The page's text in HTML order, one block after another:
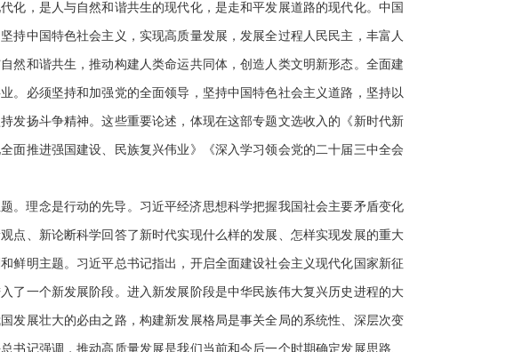
化，是人与自然和谐共生的现代化，是走和平发展道路的现代化。中国
持中国特色社会主义，实现高质量发展，发展全过程人民民主，丰富人
然和谐共生，推动构建人类命运共同体，创造人类文明新形态。全面建
。必须坚持和加强党的全面领导，坚持中国特色社会主义道路，坚持以
发扬斗争精神。这些重要论述，体现在这部专题文选收入的《新时代新
面推进强国建设、民族复兴伟业》《深入学习领会党的二十届三中全会
。理念是行动的先导。习近平经济思想科学把握我国社会主要矛盾变化
点、新论断科学回答了新时代实现什么样的发展、怎样实现发展的重大
鲜明主题。习近平总书记指出，开启全面建设社会主义现代化国家新征
了一个新发展阶段。进入新发展阶段是中华民族伟大复兴历史进程的大
发展壮大的必由之路，构建新发展格局是事关全局的系统性、深层次变
书记强调，推动高质量发展是我们当前和今后一个时期确定发展思路、